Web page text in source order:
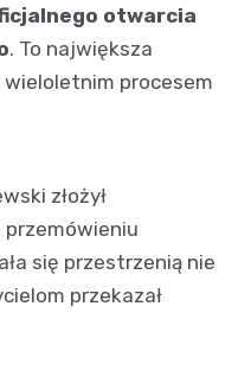
otwarcia
. To największa
procesem
złożył
się przestrzenią nie
przekazał